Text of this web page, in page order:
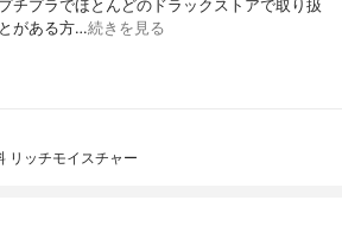
チプラでほとんどのドラックストアで取り扱
がある方…続きを見る
リッチモイスチャー